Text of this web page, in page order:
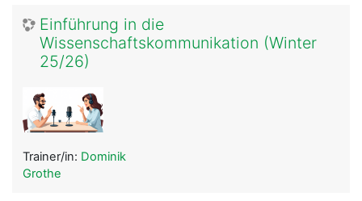
Einführung in die
Wissenschaftskommunikation (Winter
25/26)
Trainer/in: Dominik
Grothe